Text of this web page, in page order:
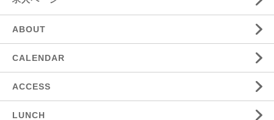
ABOUT
CALENDAR
ACCESS
LUNCH